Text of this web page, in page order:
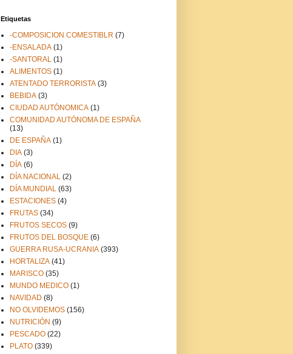
Etiquetas
-COMPOSICION COMESTIBLR (7)
-ENSALADA (1)
-SANTORAL (1)
ALIMENTOS (1)
ATENTADO TERRORISTA (3)
BEBIDA (3)
CIUDAD AUTÓNOMICA (1)
COMUNIDAD AUTÓNOMA DE ESPAÑA
(13)
DE ESPAÑA (1)
DIA (3)
DÍA (6)
DÍA NACIONAL (2)
DÍA MUNDIAL (63)
ESTACIONES (4)
FRUTAS (34)
FRUTOS SECOS (9)
FRUTOS DEL BOSQUE (6)
GUERRA RUSA-UCRANIA (393)
HORTALIZA (41)
MARISCO (35)
MUNDO MEDICO (1)
NAVIDAD (8)
NO OLVIDEMOS (156)
NUTRICIÓN (9)
PESCADO (22)
PLATO (339)